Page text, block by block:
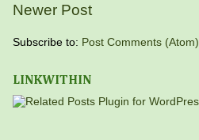
Newer Post
Subscribe to: Post Comments (Atom)
LINKWITHIN